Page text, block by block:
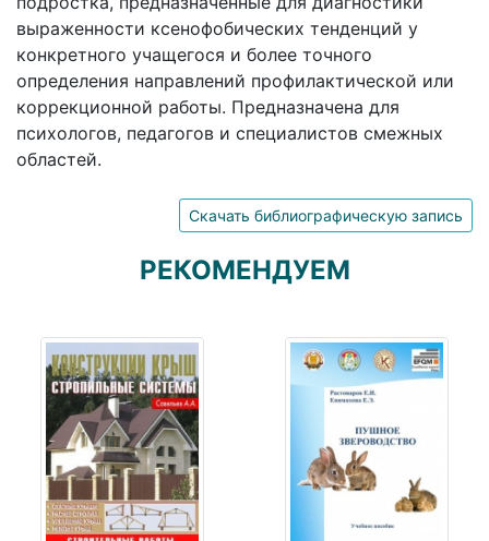
выраженности ксенофобических тенденций у
конкретного учащегося и более точного
определения направлений профилактической или
коррекционной работы. Предназначена для
психологов, педагогов и специалистов смежных
областей.
Скачать библиографическую запись
РЕКОМЕНДУЕМ